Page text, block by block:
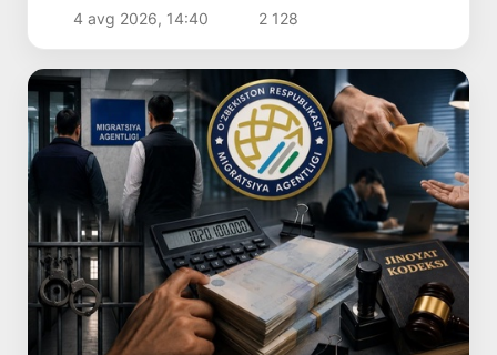
4 avg 2026, 14:40 2 128